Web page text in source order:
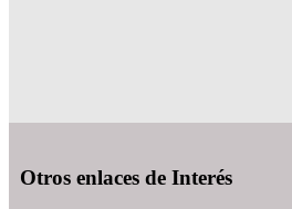
Otros enlaces de Interés